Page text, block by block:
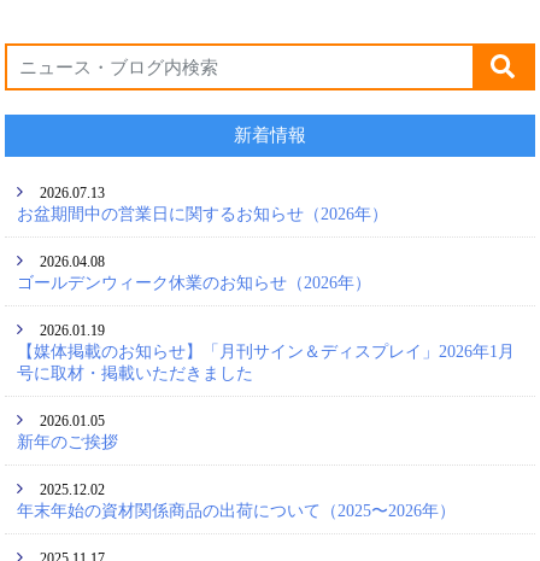
新着情報
2026.07.13
お盆期間中の営業日に関するお知らせ（2026年）
2026.04.08
ゴールデンウィーク休業のお知らせ（2026年）
2026.01.19
【媒体掲載のお知らせ】「月刊サイン＆ディスプレイ」2026年1月
号に取材・掲載いただきました
2026.01.05
新年のご挨拶
2025.12.02
年末年始の資材関係商品の出荷について（2025〜2026年）